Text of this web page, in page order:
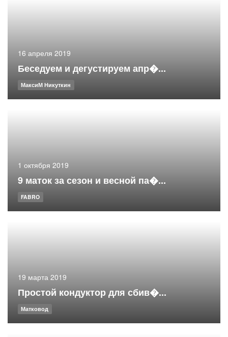
16 апреля 2019
Беседуем и дегустируем апр�...
МаксиМ Никуткин
1 октября 2019
9 маток за сезон и весной па�...
FABRO
19 марта 2019
Простой кондуктор для сбив�...
Матковод